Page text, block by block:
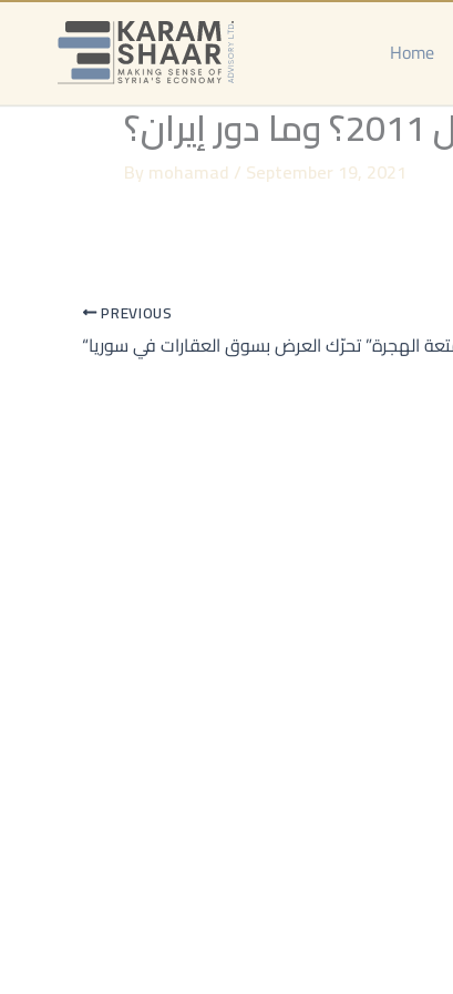
Skip
Home
By mohamad / September 19, 2021
PREVIOUS
الهجرة” تحرّك العرض بسوق العقارات في سوريا